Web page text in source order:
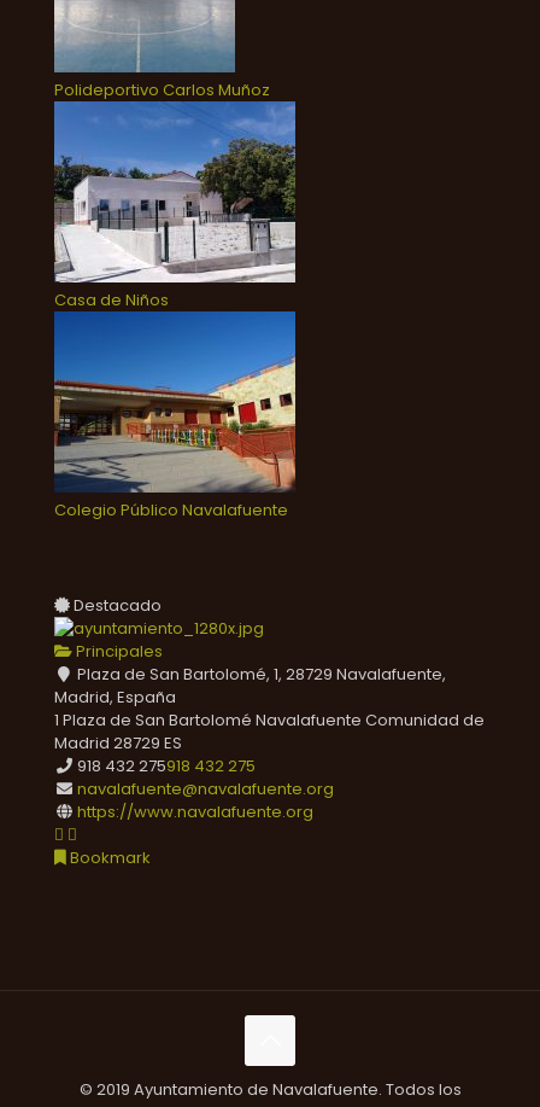
Polideportivo Carlos Muñoz
Casa de Niños
Colegio Público Navalafuente
Destacado
Principales
Plaza de San Bartolomé, 1, 28729 Navalafuente,
Madrid, España
1 Plaza de San Bartolomé Navalafuente Comunidad de
Madrid 28729 ES
918 432 275918 432 275
navalafuente@navalafuente.org
https://www.navalafuente.org
Bookmark
© 2019 Ayuntamiento de Navalafuente. Todos los